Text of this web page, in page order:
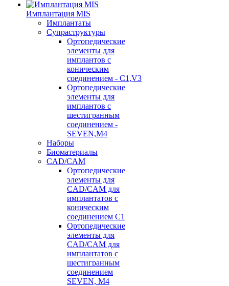
Имплантация MIS
Имплантаты
Супраструктуры
Ортопедические
элементы для
имплантов с
коническим
соединением - C1,V3
Ортопедические
элементы для
имплантов с
шестигранным
соединением -
SEVEN,M4
Наборы
Биоматериалы
CAD/CAM
Ортопедические
элементы для
CAD/CAM для
имплантатов с
коническим
соединением С1
Ортопедические
элементы для
CAD/CAM для
имплантатов с
шестигранным
соединением
SEVEN, М4